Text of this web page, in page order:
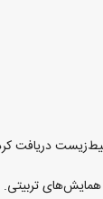
همایش‌های تربیتی.